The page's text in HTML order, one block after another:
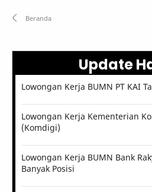
Update
Lowongan Kerja BUMN PT KAI
Lowongan Kerja Kementerian
(Komdigi)
Lowongan Kerja BUMN Bank
Banyak Posisi